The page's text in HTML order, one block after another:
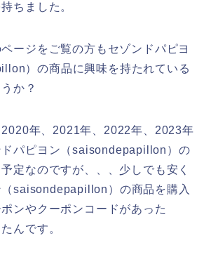
ちました。
ージをご覧の方もセゾンドパピヨ
）の商品に興味を持たれている
か？
年、2021年、2022年、2023年
ドパピヨン（saisondepapillon）の
定なのですが、、、少しでも安く
saisondepapillon）の商品を購入
ンやクーポンコードがあった
んです。